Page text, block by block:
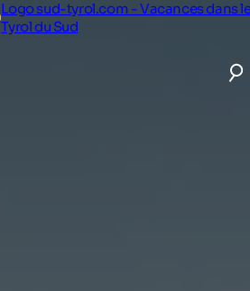
Logo sud-tyrol.com - Vacances dans
Tyrol du Sud